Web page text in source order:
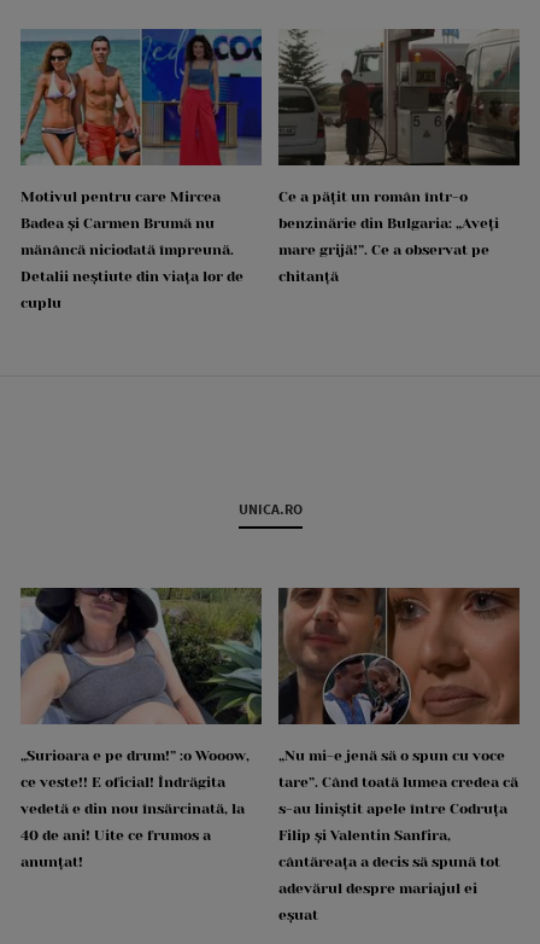
Motivul pentru care Mircea
Badea și Carmen Brumă nu
mănâncă niciodată împreună.
Detalii neștiute din viața lor de
cuplu
Ce a pățit un român într-o
benzinărie din Bulgaria: „Aveți
mare grijă!”. Ce a observat pe
chitanță
UNICA.RO
„Surioara e pe drum!” :o Wooow,
ce veste!! E oficial! Îndrăgita
vedetă e din nou însărcinată, la
40 de ani! Uite ce frumos a
anunțat!
„Nu mi-e jenă să o spun cu voce
tare”. Când toată lumea credea că
s-au liniștit apele între Codruța
Filip și Valentin Sanfira,
cântăreața a decis să spună tot
adevărul despre mariajul ei
eșuat